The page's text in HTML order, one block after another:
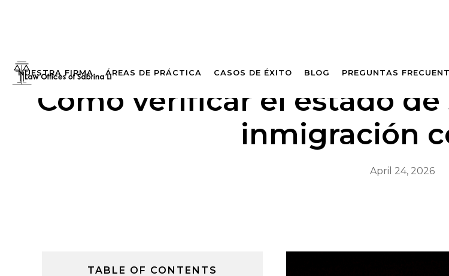
NUESTRA FIRMA ÁREAS DE PRÁCTICA CASOS DE ÉXITO BLOG PREGUNTAS
Cómo verificar el estado
inmigración
April 24, 2026
TABLE OF CONTENTS